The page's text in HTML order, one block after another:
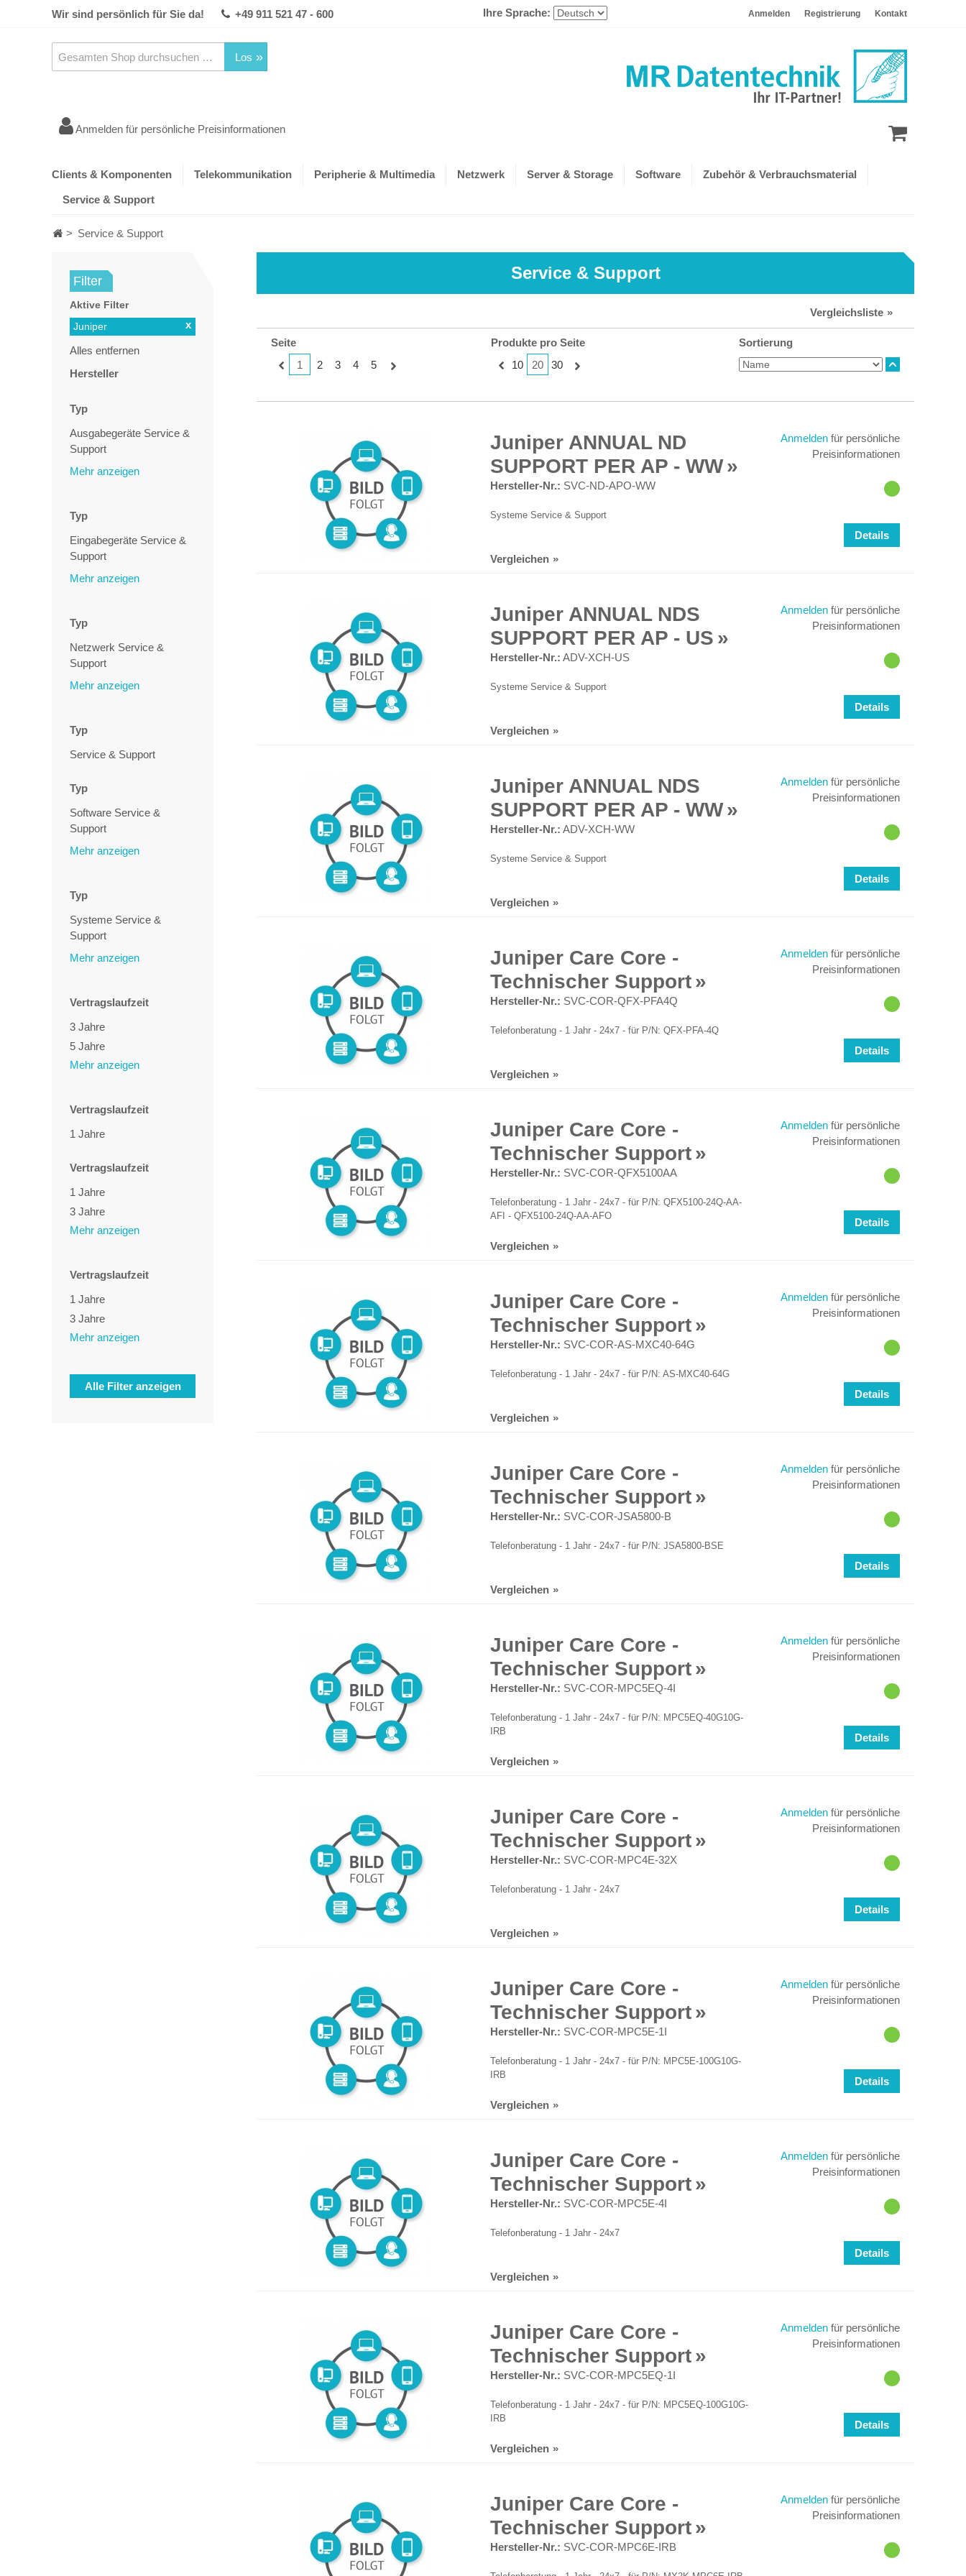
Wir sind persönlich für Sie da! +49 911 521 47 - 600 Anmelden Registrierung Kontakt
Ihre Sprache:
Los
Anmelden für persönliche Preisinformationen
Clients & Komponenten Telekommunikation Peripherie & Multimedia Netzwerk Server & Storage Software Zubehör & Verbrauchsmaterial
Service & Support
> Service & Support
Filter
Aktive Filter
x
Juniper
Alles entfernen
Hersteller
Typ
Ausgabegeräte Service &
Support
Mehr anzeigen
Typ
Eingabegeräte Service &
Support
Mehr anzeigen
Typ
Netzwerk Service &
Support
Mehr anzeigen
Typ
Service & Support
Typ
Software Service &
Support
Mehr anzeigen
Typ
Systeme Service &
Support
Mehr anzeigen
Vertragslaufzeit
3 Jahre
5 Jahre
Mehr anzeigen
Vertragslaufzeit
1 Jahre
Vertragslaufzeit
1 Jahre
3 Jahre
4 Jahre
Mehr anzeigen
Vertragslaufzeit
1 Jahre
3 Jahre
5 Jahre
Mehr anzeigen
Alle Filter anzeigen
Service & Support
Vergleichsliste
Seite
1
2 3 4 5
Produkte pro Seite
10
20 30
Sortierung
Juniper ANNUAL ND
SUPPORT PER AP - WW
Hersteller-Nr.: SVC-ND-APO-WW
Anmelden für persönliche
Preisinformationen
Details
Systeme Service & Support
Vergleichen
Juniper ANNUAL NDS
SUPPORT PER AP - US
Hersteller-Nr.: ADV-XCH-US
Anmelden für persönliche
Preisinformationen
Details
Systeme Service & Support
Vergleichen
Juniper ANNUAL NDS
SUPPORT PER AP - WW
Hersteller-Nr.: ADV-XCH-WW
Anmelden für persönliche
Preisinformationen
Details
Systeme Service & Support
Vergleichen
Juniper Care Core -
Technischer Support
Hersteller-Nr.: SVC-COR-QFX-PFA4Q
Anmelden für persönliche
Preisinformationen
Details
Telefonberatung - 1 Jahr - 24x7 - für P/N: QFX-PFA-4Q
Vergleichen
Juniper Care Core -
Technischer Support
Hersteller-Nr.: SVC-COR-QFX5100AA
Anmelden für persönliche
Preisinformationen
Details
Telefonberatung - 1 Jahr - 24x7 - für P/N: QFX5100-24Q-AA-
AFI - QFX5100-24Q-AA-AFO
Vergleichen
Juniper Care Core -
Technischer Support
Hersteller-Nr.: SVC-COR-AS-MXC40-64G
Anmelden für persönliche
Preisinformationen
Details
Telefonberatung - 1 Jahr - 24x7 - für P/N: AS-MXC40-64G
Vergleichen
Juniper Care Core -
Technischer Support
Hersteller-Nr.: SVC-COR-JSA5800-B
Anmelden für persönliche
Preisinformationen
Details
Telefonberatung - 1 Jahr - 24x7 - für P/N: JSA5800-BSE
Vergleichen
Juniper Care Core -
Technischer Support
Hersteller-Nr.: SVC-COR-MPC5EQ-4I
Anmelden für persönliche
Preisinformationen
Details
Telefonberatung - 1 Jahr - 24x7 - für P/N: MPC5EQ-40G10G-
IRB
Vergleichen
Juniper Care Core -
Technischer Support
Hersteller-Nr.: SVC-COR-MPC4E-32X
Anmelden für persönliche
Preisinformationen
Details
Telefonberatung - 1 Jahr - 24x7
Vergleichen
Juniper Care Core -
Technischer Support
Hersteller-Nr.: SVC-COR-MPC5E-1I
Anmelden für persönliche
Preisinformationen
Details
Telefonberatung - 1 Jahr - 24x7 - für P/N: MPC5E-100G10G-
IRB
Vergleichen
Juniper Care Core -
Technischer Support
Hersteller-Nr.: SVC-COR-MPC5E-4I
Anmelden für persönliche
Preisinformationen
Details
Telefonberatung - 1 Jahr - 24x7
Vergleichen
Juniper Care Core -
Technischer Support
Hersteller-Nr.: SVC-COR-MPC5EQ-1I
Anmelden für persönliche
Preisinformationen
Details
Telefonberatung - 1 Jahr - 24x7 - für P/N: MPC5EQ-100G10G-
IRB
Vergleichen
Juniper Care Core -
Technischer Support
Hersteller-Nr.: SVC-COR-MPC6E-IRB
Anmelden für persönliche
Preisinformationen